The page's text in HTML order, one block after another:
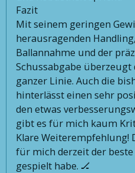
Fazit
Mit seinem geringen
herausragenden
Ballannahme und der
Schussabgabe
ganzer Linie. Auch die
hinterlässt einen sehr
den etwas
gibt es für mich kaum
Klare Weiterempfehlung!
für mich derzeit der
gespielt habe. 🏒